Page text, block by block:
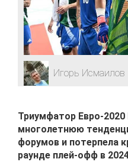
Игорь Исмаилов
Триумфатор Евро-
многолетнюю
форумов и потерпела
раунде плей-офф в